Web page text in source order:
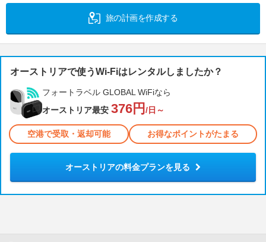
旅の計画を作成する
オーストリアで使うWi-Fiはレンタルしましたか？
フォートラベル GLOBAL WiFiなら
オーストリア最安 376円 /日～
空港で受取・返却可能 お得なポイントがたまる
オーストリアの料金プランを見る